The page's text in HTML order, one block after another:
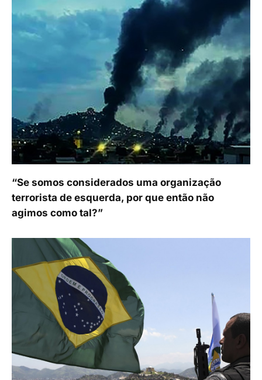
“Se somos considerados uma organização
terrorista de esquerda, por que então não
agimos como tal?”